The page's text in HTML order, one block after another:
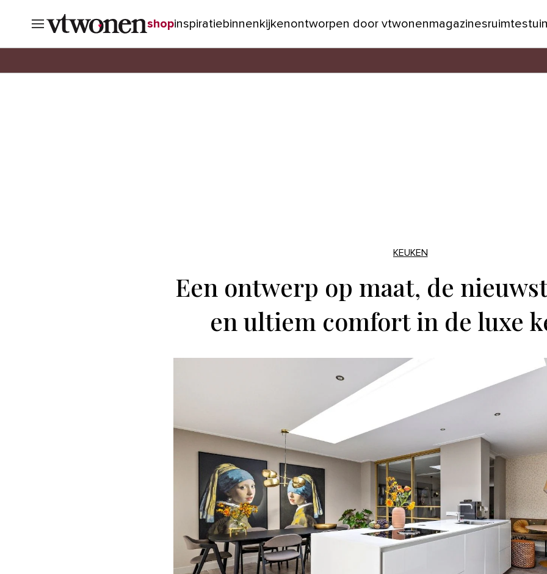
shopinspiratiebinnenkijkenontworpen door vtwonenmagazinesruimtes
KEUKEN
Een ontwerp op maat, de
en ultiem comfort in de luxe